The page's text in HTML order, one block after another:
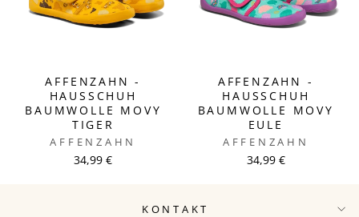
AFFENZAHN -
HAUSSCHUH
BAUMWOLLE MOVY
TIGER
AFFENZAHN
34,99 €
AFFENZAHN -
HAUSSCHUH
BAUMWOLLE MOVY
EULE
AFFENZAHN
34,99 €
KONTAKT